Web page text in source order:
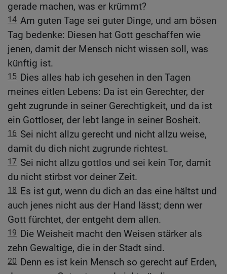
gerade machen, was er krümmt?
14 Am guten Tage sei guter Dinge, und am bösen
Tag bedenke: Diesen hat Gott geschaffen wie
jenen, damit der Mensch nicht wissen soll, was
künftig ist.
15 Dies alles hab ich gesehen in den Tagen
meines eitlen Lebens: Da ist ein Gerechter, der
geht zugrunde in seiner Gerechtigkeit, und da ist
ein Gottloser, der lebt lange in seiner Bosheit.
16 Sei nicht allzu gerecht und nicht allzu weise,
damit du dich nicht zugrunde richtest.
17 Sei nicht allzu gottlos und sei kein Tor, damit
du nicht stirbst vor deiner Zeit.
18 Es ist gut, wenn du dich an das eine hältst und
auch jenes nicht aus der Hand lässt; denn wer
Gott fürchtet, der entgeht dem allen.
19 Die Weisheit macht den Weisen stärker als
zehn Gewaltige, die in der Stadt sind.
20 Denn es ist kein Mensch so gerecht auf Erden,